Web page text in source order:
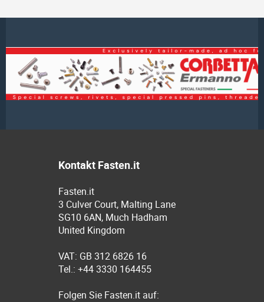
Kontakt Fasten.it
Fasten.it
3 Culver Court, Malting Lane
SG10 6AN, Much Hadham
United Kingdom
VAT: GB 312 6826 16
Tel.: +44 3330 164455
Folgen Sie Fasten.it auf: